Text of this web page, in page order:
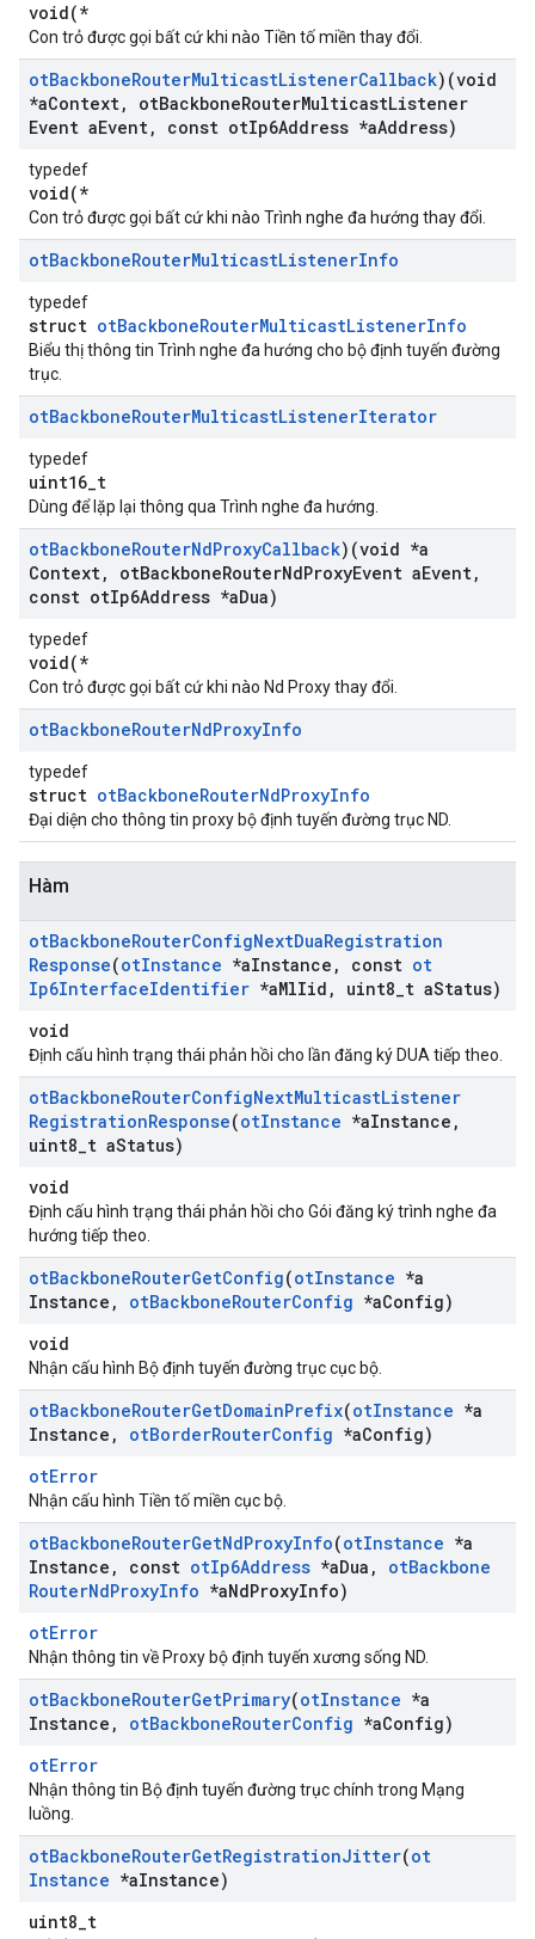
void(*
Con trỏ được gọi bất cứ khi nào Tiền tố miền thay đổi.
otBackboneRouterMulticastListenerCallback)(void
*aContext, otBackboneRouterMulticastListener
Event aEvent, const otIp6Address *aAddress)
typedef
void(*
Con trỏ được gọi bất cứ khi nào Trình nghe đa hướng thay đổi.
otBackboneRouterMulticastListenerInfo
typedef
struct otBackboneRouterMulticastListenerInfo
Biểu thị thông tin Trình nghe đa hướng cho bộ định tuyến đường
trục.
otBackboneRouterMulticastListenerIterator
typedef
uint16_t
Dùng để lặp lại thông qua Trình nghe đa hướng.
otBackboneRouterNdProxyCallback)(void *a
Context, otBackboneRouterNdProxyEvent aEvent,
const otIp6Address *aDua)
typedef
void(*
Con trỏ được gọi bất cứ khi nào Nd Proxy thay đổi.
otBackboneRouterNdProxyInfo
typedef
struct otBackboneRouterNdProxyInfo
Đại diện cho thông tin proxy bộ định tuyến đường trục ND.
Hàm
otBackboneRouterConfigNextDuaRegistration
Response(otInstance *aInstance , const ot
Ip6InterfaceIdentifier *aMlIid , uint8 t aStatus)
void
Định cấu hình trạng thái phản hồi cho lần đăng ký DUA tiếp theo.
otBackboneRouterConfigNextMulticastListener
RegistrationResponse(otInstance *aInstance ,
uint8 t aStatus)
void
Định cấu hình trạng thái phản hồi cho Gói đăng ký trình nghe đa
hướng tiếp theo.
otBackboneRouterGetConfig(otInstance *a
Instance , otBackboneRouterConfig *aConfig)
void
Nhận cấu hình Bộ định tuyến đường trục cục bộ.
otBackboneRouterGetDomainPrefix(otInstance *a
Instance , otBorderRouterConfig *aConfig)
otError
Nhận cấu hình Tiền tố miền cục bộ.
otBackboneRouterGetNdProxyInfo(otInstance *a
Instance , const otIp6Address *aDua , otBackbone
RouterNdProxyInfo *aNdProxyInfo)
otError
Nhận thông tin về Proxy bộ định tuyến xương sống ND.
otBackboneRouterGetPrimary(otInstance *a
Instance , otBackboneRouterConfig *aConfig)
otError
Nhận thông tin Bộ định tuyến đường trục chính trong Mạng
luồng.
otBackboneRouterGetRegistrationJitter(ot
Instance *aInstance)
uint8_t